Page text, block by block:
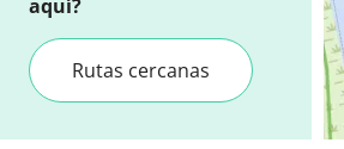
aquí?
Rutas cercanas